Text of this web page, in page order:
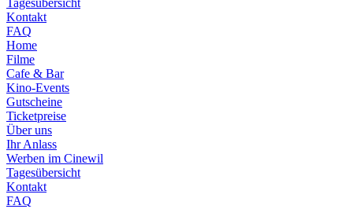
Tagesübersicht
Kontakt
FAQ
Home
Filme
Cafe & Bar
Kino-Events
Gutscheine
Ticketpreise
Über uns
Ihr Anlass
Werben im Cinewil
Tagesübersicht
Kontakt
FAQ